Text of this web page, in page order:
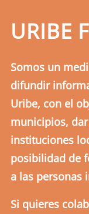
URIBE
Somos un
difundir
Uribe, con el
municipios,
instituciones
posibilidad de
a las personas
Si quieres